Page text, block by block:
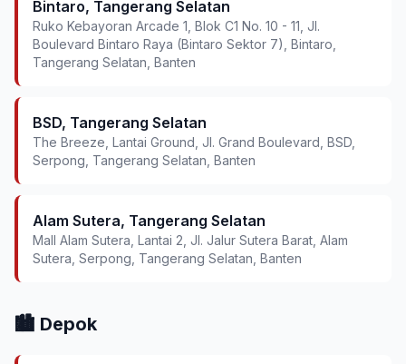
Bintaro, Tangerang Selatan
Ruko Kebayoran Arcade 1, Blok C1 No. 10 - 11, Jl.
Boulevard Bintaro Raya (Bintaro Sektor 7), Bintaro,
Tangerang Selatan, Banten
BSD, Tangerang Selatan
The Breeze, Lantai Ground, Jl. Grand Boulevard, BSD,
Serpong, Tangerang Selatan, Banten
Alam Sutera, Tangerang Selatan
Mall Alam Sutera, Lantai 2, Jl. Jalur Sutera Barat, Alam
Sutera, Serpong, Tangerang Selatan, Banten
🏙️ Depok